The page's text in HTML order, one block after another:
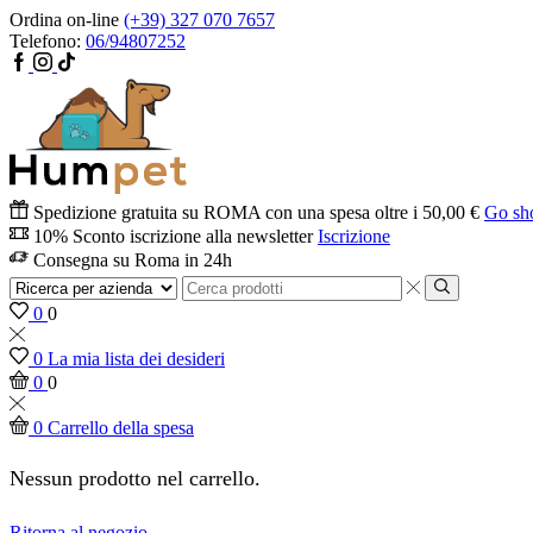
Ordina on-line (+39) 327 070 7657
Telefono: 06/94807252
Spedizione gratuita su ROMA con una spesa oltre i 50,00 € Go
10% Sconto iscrizione alla newsletter Iscrizione
Consegna su Roma in 24h
0 0
0 La mia lista dei desideri
0 0
0 Carrello della spesa
Nessun prodotto nel carrello.